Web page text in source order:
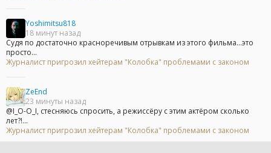
Yoshimitsu818
18 минут назад
Судя по достаточно красноречивым отрывкам из этого фильма...это
просто...
Журналист пригрозил хейтерам "Колобка" проблемами с законом
ZeEnd
23 минуты назад
@I_O-O_I, стесняюсь спросить, а режиссёру с этим актёром сколько
лет?!...
Журналист пригрозил хейтерам "Колобка" проблемами с законом